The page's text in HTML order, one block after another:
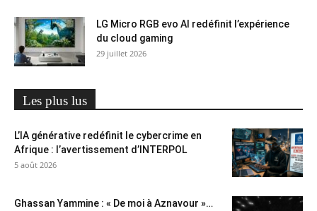
LG Micro RGB evo AI redéfinit l’expérience
du cloud gaming
29 juillet 2026
Les plus lus
L’IA générative redéfinit le cybercrime en
Afrique : l’avertissement d’INTERPOL
5 août 2026
Ghassan Yammine : « De moi à Aznavour »…